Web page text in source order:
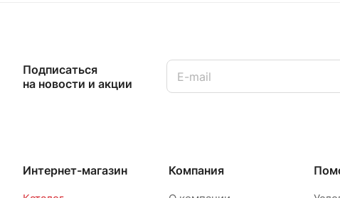
Подписаться
на новости и акции
Интернет-магазин Компания